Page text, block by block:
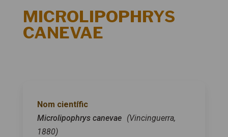
MICROLIPOPHRYS
CANEVAE
Nom científic
Microlipophrys canevae (Vincinguerra,
1880)